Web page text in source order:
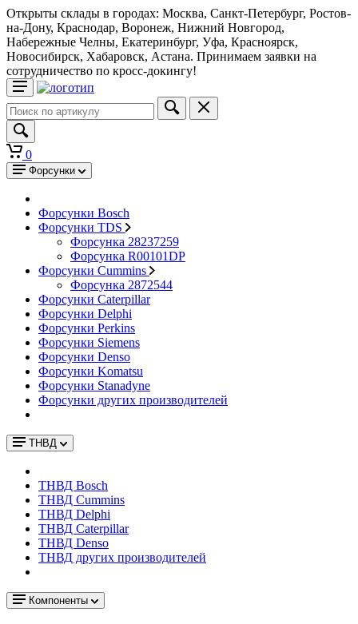
Открыты склады в городах: Москва, Санкт-Петербург, Ростов-
на-Дону, Краснодар, Воронеж, Нижний Новгород,
Набережные Челны, Екатеринбург, Уфа, Красноярск,
Новосибирск, Хабаровск, Астана. Принимаем заявки на
сотрудничество по кросс-докингу!
0
Форсунки
Форсунки Bosch
Форсунки TDS
Форсунка 28237259
Форсунка R00101DP
Форсунки Cummins
Форсунка 2872544
Форсунки Caterpillar
Форсунки Delphi
Форсунки Perkins
Форсунки Siemens
Форсунки Denso
Форсунки Komatsu
Форсунки Stanadyne
Форсунки других производителей
ТНВД
ТНВД Bosch
ТНВД Cummins
ТНВД Delphi
ТНВД Caterpillar
ТНВД Denso
ТНВД других производителей
Компоненты